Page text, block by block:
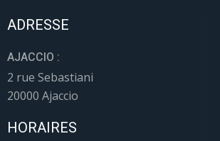
ADRESSE
AJACCIO :
2 rue Sebastiani
20000 Ajaccio
HORAIRES